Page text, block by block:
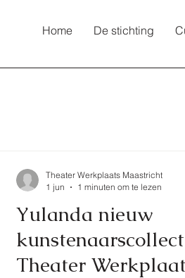
Home De stichting
Yulanda nieuw
Theater
Theater Werkplaats Maastricht
1 jun
1 minuten om te lezen